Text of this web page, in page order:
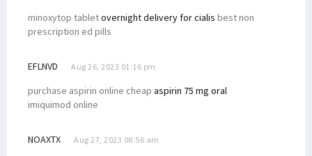
minoxytop tabletovernight delivery for cialis best non
prescription ed pills
EFLNVD Aug 26, 2023 01:16 pm
purchase aspirin online cheap aspirin 75 mg oral
imiquimod online
NOAXTX Aug 27, 2023 08:56 am